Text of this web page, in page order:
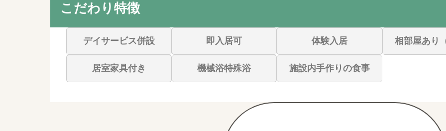
こだわり特徴
デイサービス併設 即入居可 体験入居 相部屋あり
居室家具付き 機械浴特殊浴 施設内手作りの食事